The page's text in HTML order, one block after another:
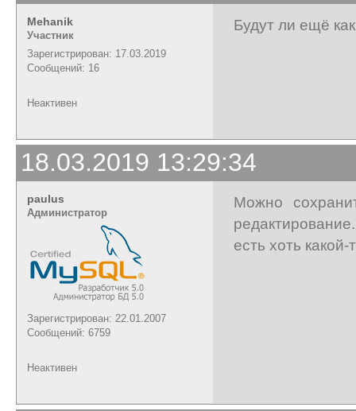
Mehanik
Участник
Зарегистрирован: 17.03.2019
Сообщений: 16
Будут ли ещё
Неактивен
18.03.2019 13:29:34
paulus
Администратор
Зарегистрирован: 22.01.2007
Сообщений: 6759
Можно
есть хоть
Неактивен